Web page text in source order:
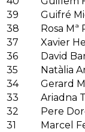
39
Guifré
38
Rosa Mª
37
Xavier
36
David
35
Natàlia
34
Gerard
33
Ariadna
32
Pere
31
Marcel